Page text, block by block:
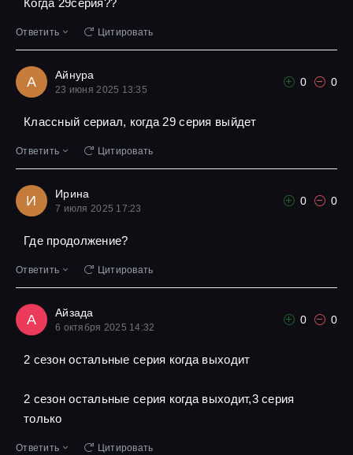
Когда 29серия??
Ответить Цитировать
А Айнура
23 июня 2025 13:35
0 0
Классный сериал, когда 29 серия выйдет
Ответить Цитировать
И Ирина
7 июля 2025 17:23
0 0
Где продолжение?
Ответить Цитировать
А Айзада
6 октября 2025 14:32
0 0
2 сезон остальные серия когда выходит
2 сезон остальные серия когда выходит,3 серия
только
Ответить Цитировать